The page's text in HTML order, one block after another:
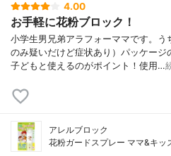
4.00
お手軽に花粉ブロック！
小学生男兄弟アラフォーママです。う
のみ疑いだけど症状あり）パッケージ
子どもと使えるのがポイント！使用…
アレルブロック
花粉ガードスプレー ママ&キッ